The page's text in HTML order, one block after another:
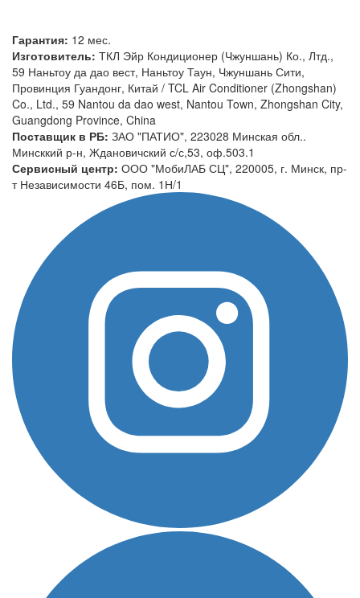
Гарантия: 12 мес.
Изготовитель: ТКЛ Эйр Кондиционер (Чжуншань) Ко., Лтд.,
59 Наньтоу да дао вест, Наньтоу Таун, Чжуншань Сити,
Провинция Гуандонг, Китай / TCL Air Conditioner (Zhongshan)
Co., Ltd., 59 Nantou da dao west, Nantou Town, Zhongshan City,
Guangdong Province, China
Поставщик в РБ: ЗАО "ПАТИО", 223028 Минская обл..
Минсккий р-н, Ждановичский с/с,53, оф.503.1
Сервисный центр: ООО "МобиЛАБ СЦ", 220005, г. Минск, пр-
т Независимости 46Б, пом. 1Н/1